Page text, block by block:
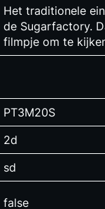
Het traditionele
de Sugarfactory.
filmpje om te
PT3M20S
2d
sd
false